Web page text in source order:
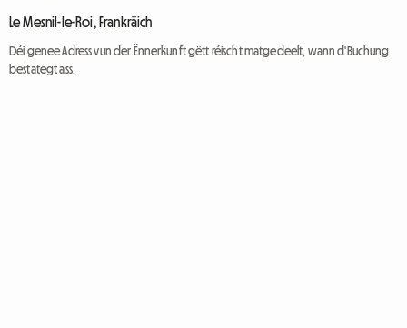
Le Mesnil-le-Roi, Frankräich
Déi genee Adress vun der Ënnerkunft gëtt réischt matgedeelt, wann d'Buchung
bestätegt ass.